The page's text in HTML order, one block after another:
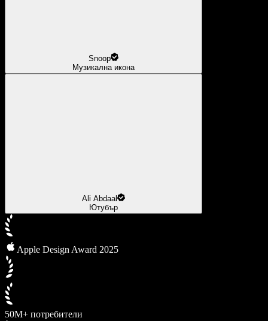
Snoop
Музикална икона
Ali Abdaal
Ютубър
Apple Design Award 2025
50M+ потребители